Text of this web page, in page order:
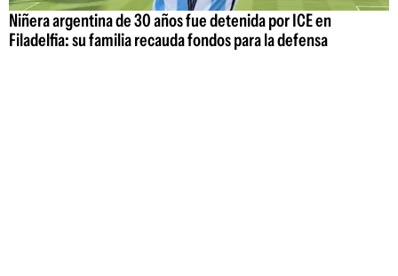
Niñera argentina de 30 años fue detenida por ICE en
Filadelfia: su familia recauda fondos para la defensa